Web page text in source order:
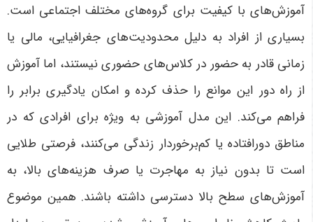
آموزش‌های با کیفیت برای گروه‌های مختلف اجتماعی است.
بسیاری از افراد به دلیل محدودیت‌های جغرافیایی، مالی یا
زمانی قادر به حضور در کلاس‌های حضوری نیستند، اما آموزش
از راه دور این موانع را حذف کرده و امکان یادگیری برابر را
فراهم می‌کند. این مدل آموزشی به ویژه برای افرادی که در
مناطق دورافتاده یا کم‌برخوردار زندگی می‌کنند، فرصتی طلایی
است تا بدون نیاز به مهاجرت یا صرف هزینه‌های بالا، به
آموزش‌های سطح بالا دسترسی داشته باشند. همین موضوع